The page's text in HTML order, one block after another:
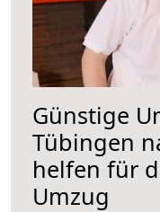
Günstige
Tübingen
helfen für
Umzug